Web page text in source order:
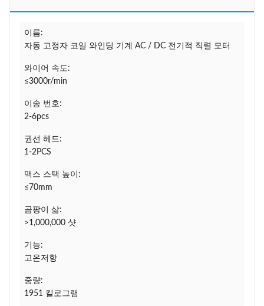
이름:
자동 고정자 코일 와인딩 기계 AC / DC 전기적 직렬 모터
와이어 속도:
≤3000r/min
이송 번호:
2-6pcs
권선 헤드:
1-2PCS
맥스 스택 높이:
≤70mm
곰팡이 삶:
>1,000,000 샷
기능:
고온저항
중량:
1951 킬로그램